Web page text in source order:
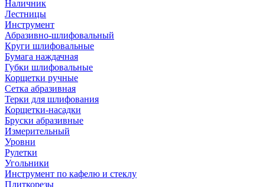
Наличник
Лестницы
Инструмент
Абразивно-шлифовальный
Круги шлифовальные
Бумага наждачная
Губки шлифовальные
Корщетки ручные
Сетка абразивная
Терки для шлифования
Корщетки-насадки
Бруски абразивные
Измерительный
Уровни
Рулетки
Угольники
Инструмент по кафелю и стеклу
Плиткорезы